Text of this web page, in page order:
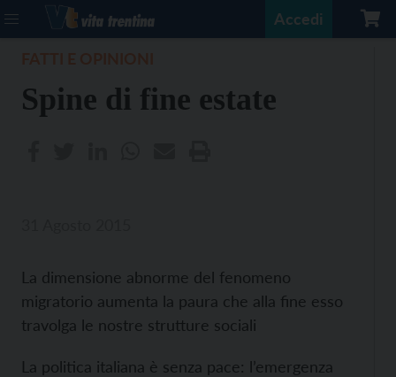
Accedi
Spine di fine estate
La dimensione abnorme del fenomeno
migratorio aumenta la paura che alla fine esso
travolga le nostre strutture sociali
La politica italiana è senza pace: l’emergenza